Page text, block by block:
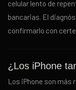
celular lento de
bancarias. El
confirmarlo con
¿Los iPhone
Los iPhone son más